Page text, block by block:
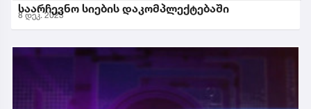
საარჩევნო სიების დაკომპლექტებაში
8 დეკ. 2023